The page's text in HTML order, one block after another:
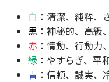
白 ：清潔、純粋、
黒 ：神秘的、高級
赤 ：情動、行動力
緑 ：やすらぎ、平
青 ：信頼、誠実、